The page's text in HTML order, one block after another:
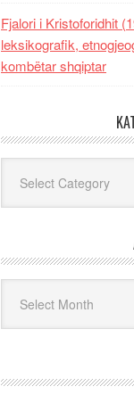
Fjalori i Kristoforidhit
leksikografik,
kombëtar shqiptar